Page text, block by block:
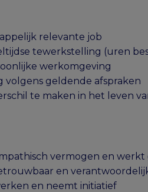
relevante job
tewerkstelling (uren
werkomgeving
volgens geldende afspraken
te maken in het leven
vermogen en
en
en neemt initiatief